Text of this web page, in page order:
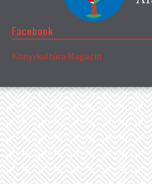
Facebook
Könyvkultúra Magazin